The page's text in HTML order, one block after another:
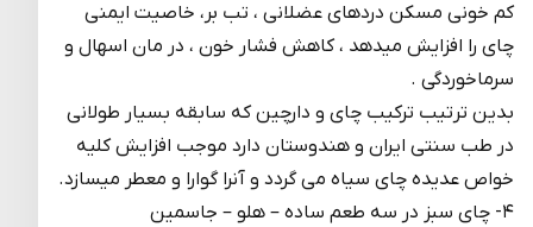
کم خونی مسکن دردهای عضلانی ، تب بر، خاصیت ایمنی
چای را افزایش میدهد ، کاهش فشار خون ، در مان اسهال و
سرماخوردگی .
بدین ترتیب ترکیب چای و دارچین که سابقه بسیار طولانی
در طب سنتی ایران و هندوستان دارد موجب افزایش کلیه
خواص عدیده چای سیاه می گردد و آنرا گوارا و معطر میسازد.
۴- چای سبز در سه طعم ساده – هلو – جاسمین